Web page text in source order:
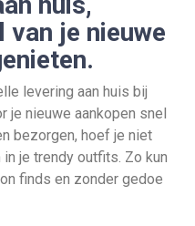
je nieuwe
levering aan huis bij
je nieuwe aankopen snel
bezorgen, hoef je niet
je trendy outfits. Zo kun
finds en zonder gedoe